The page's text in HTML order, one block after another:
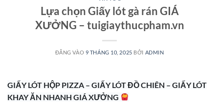
Lựa chọn Giấy lót gà rán GIÁ
XƯỞNG – tuigiaythucpham.vn
ĐĂNG VÀO 9 THÁNG 10, 2025 BỞI ADMIN
GIẤY LÓT HỘP PIZZA – GIẤY LÓT ĐỒ CHIÊN – GIẤY LÓT
KHAY ĂN NHANH GIÁ XƯỞNG